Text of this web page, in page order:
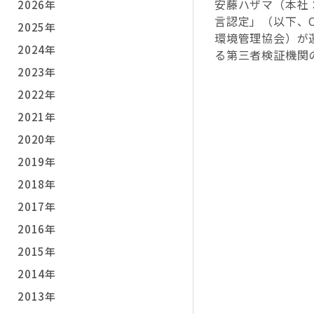
2026年
2025年
2024年
2023年
2022年
2021年
2020年
2019年
2018年
2017年
2016年
2015年
2014年
2013年
安藤ハザマ（本
言認定」（以下、
環境管理協会）が
る第三者検証機